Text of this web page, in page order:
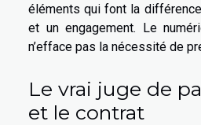
éléments qui font la
et un engagement. Le
n’efface pas la nécessité de
Le vrai juge de
et le contrat